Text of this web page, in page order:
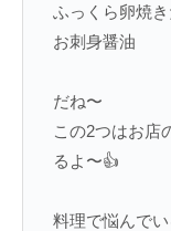
ふっくら卵焼き
お刺身醤油
だね〜
この2つはお店
るよ〜👍
料理で悩んで